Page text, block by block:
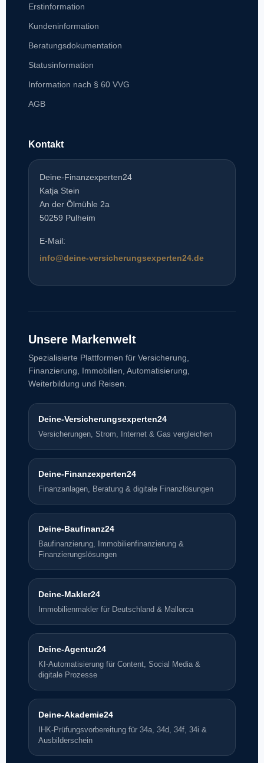
Erstinformation
Kundeninformation
Beratungsdokumentation
Statusinformation
Information nach § 60 VVG
AGB
Kontakt
Deine-Finanzexperten24
Katja Stein
An der Ölmühle 2a
50259 Pulheim
E-Mail:
info@deine-versicherungsexperten24.de
Unsere Markenwelt
Spezialisierte Plattformen für Versicherung,
Finanzierung, Immobilien, Automatisierung,
Weiterbildung und Reisen.
Deine-Versicherungsexperten24
Versicherungen, Strom, Internet & Gas vergleichen
Deine-Finanzexperten24
Finanzanlagen, Beratung & digitale Finanzlösungen
Deine-Baufinanz24
Baufinanzierung, Immobilienfinanzierung &
Finanzierungslösungen
Deine-Makler24
Immobilienmakler für Deutschland & Mallorca
Deine-Agentur24
KI-Automatisierung für Content, Social Media &
digitale Prozesse
Deine-Akademie24
IHK-Prüfungsvorbereitung für 34a, 34d, 34f, 34i &
Ausbilderschein